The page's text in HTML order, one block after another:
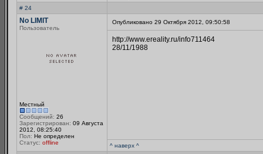
# 24
No LIMIT
Пользователь
Местный
Сообщений: 26
Зарегистрирован: 09 Августа
2012, 08:25:40
Пол: Не определен
Статус: offline
Опубликовано 29 Октября 2012, 09:50:58
http://www.ereality.ru/info711464
28/11/1988
^ наверх ^